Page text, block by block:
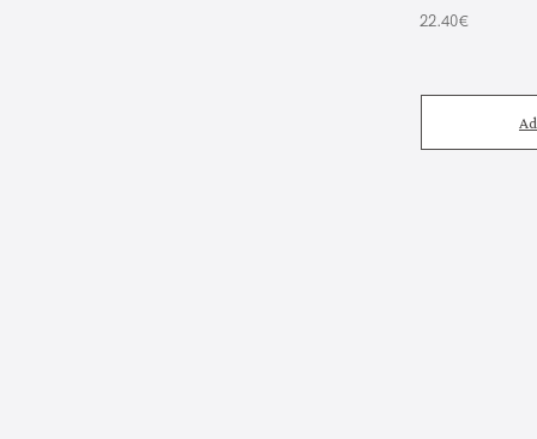
22.40€